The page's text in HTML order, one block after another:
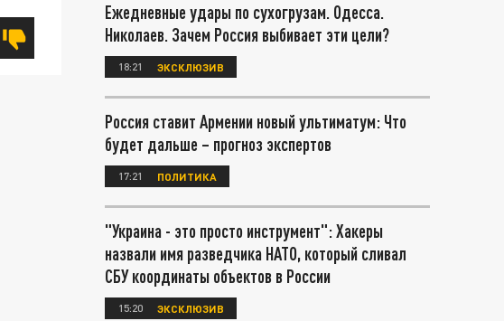
Ежедневные удары по сухогрузам. Одесса.
Николаев. Зачем Россия выбивает эти цели?
18:21 ЭКСКЛЮЗИВ
Россия ставит Армении новый ультиматум: Что
будет дальше – прогноз экспертов
17:21 ПОЛИТИКА
"Украина - это просто инструмент": Хакеры
назвали имя разведчика НАТО, который сливал
СБУ координаты объектов в России
15:20 ЭКСКЛЮЗИВ